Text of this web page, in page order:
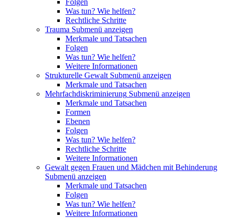
Folgen
Was tun? Wie helfen?
Rechtliche Schritte
Trauma Submenü anzeigen
Merkmale und Tatsachen
Folgen
Was tun? Wie helfen?
Weitere Informationen
Strukturelle Gewalt Submenü anzeigen
Merkmale und Tatsachen
Mehrfachdiskriminierung Submenü anzeigen
Merkmale und Tatsachen
Formen
Ebenen
Folgen
Was tun? Wie helfen?
Rechtliche Schritte
Weitere Informationen
Gewalt gegen Frauen und Mädchen mit Behinderung
Submenü anzeigen
Merkmale und Tatsachen
Folgen
Was tun? Wie helfen?
Weitere Informationen